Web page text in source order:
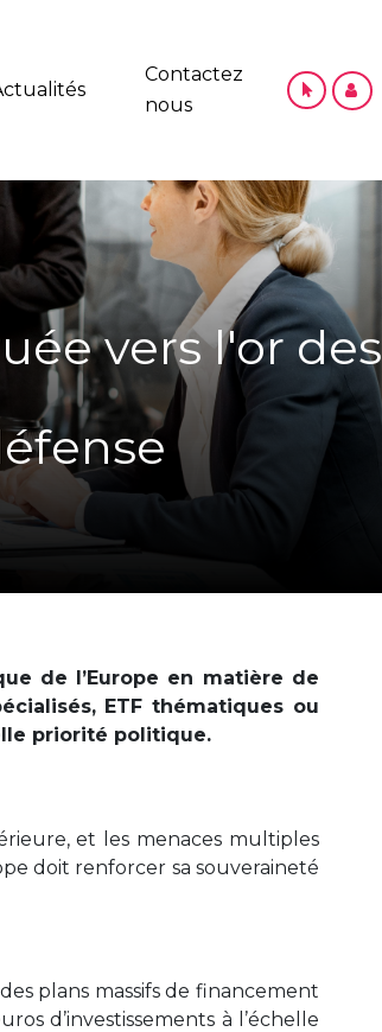
Contactez
nous
vers l'or des
de l’Europe en matière de
ETF thématiques ou
priorité politique.
et les menaces multiples
doit renforcer sa souveraineté
plans massifs de financement
d’investissements à l’échelle